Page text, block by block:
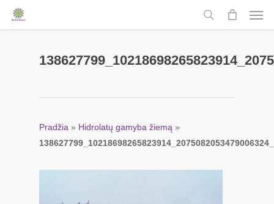
Skip
search
Pradžia » Hidrolatų gamyba žiemą »